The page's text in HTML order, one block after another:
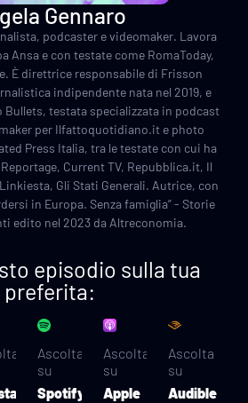
Gennaro
podcaster e videomaker. Lavora
Ansa e con testate come RomaToday,
È direttrice responsabile di Frisson
indipendente nata nel 2019, e
testata specializzata in podcast
per Ilfattoquotidiano.it e photo
Press Italia, tra le testate con cui ha
Current TV, Repubblica.it, Il
Gli Stati Generali. Autrice, con
in Europa. Senza famiglia” - Storie
edito nel 2023 da Altreconomia.
episodio sulla tua
Ascolta
su
Spotify
Ascolta
su
Apple
Ascolta
su
Audible